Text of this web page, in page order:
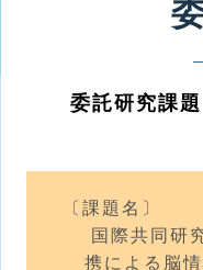
委託研究課
〔課題名〕
国際共同研究
携による脳